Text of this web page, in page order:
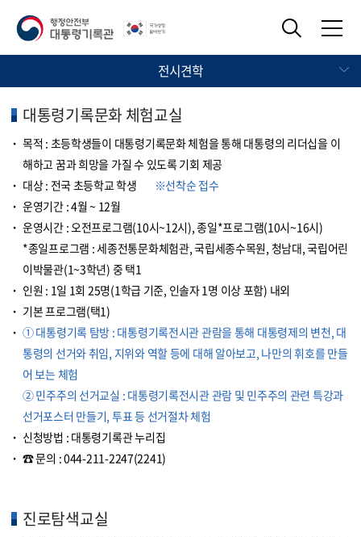
전시견학
대통령기록문화 체험교실
목적 : 초등학생들이 대통령기록문화 체험을 통해 대통령의 리더십을 이
해하고 꿈과 희망을 가질 수 있도록 기회 제공
대상 : 전국 초등학교 학생
※선착순 접수
운영기간 : 4월 ~ 12월
운영시간 : 오전프로그램(10시~12시), 종일*프로그램(10시~16시)
*종일프로그램 : 세종전통문화체험관, 국립세종수목원, 청남대, 국립어린
이박물관(1~3학년) 중 택1
인원 : 1일 1회 25명(1학급 기준, 인솔자 1명 이상 포함) 내외
기본 프로그램(택1)
① 대통령기록 탐방 : 대통령기록전시관 관람을 통해 대통령제의 변천, 대
통령의 선거와 취임, 지위와 역할 등에 대해 알아보고, 나만의 휘호를 만들
어 보는 체험
② 민주주의 선거교실 : 대통령기록전시관 관람 및 민주주의 관련 특강과
선거포스터 만들기, 투표 등 선거절차 체험
신청방법 : 대통령기록관 누리집
☎ 문의 :044-211-2247(2241)
진로탐색교실